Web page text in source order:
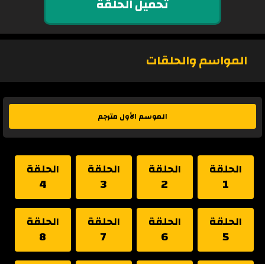
تحميل الحلقة
المواسم والحلقات
الموسم الأول مترجم
الحلقة
1
الحلقة
2
الحلقة
3
الحلقة
4
الحلقة
5
الحلقة
6
الحلقة
7
الحلقة
8